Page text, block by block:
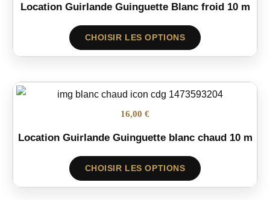
Location Guirlande Guinguette Blanc froid 10 m
CHOISIR LES OPTIONS
16,00 €
Location Guirlande Guinguette blanc chaud 10 m
CHOISIR LES OPTIONS